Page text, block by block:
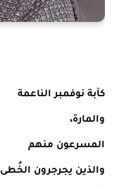
كآبة نوفمبر الناعمة
والمارة،
المسرعون منهم
والذين يجرجرون الخُطى